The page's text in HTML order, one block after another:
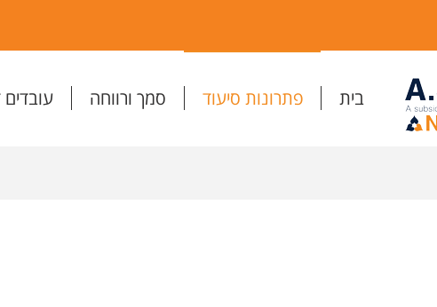
בית פתרונות סיעוד סמך ורווחה עובדים